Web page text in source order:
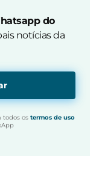
do
notícias da
todos ostermos de uso